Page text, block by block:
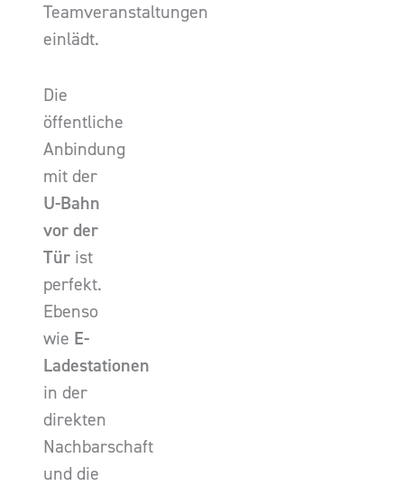
Teamveranstaltungen
einlädt.
Die
öffentliche
Anbindung
mit der
U-Bahn
vor der
Tür ist
perfekt.
Ebenso
wie E-
Ladestationen
in der
direkten
Nachbarschaft
und die